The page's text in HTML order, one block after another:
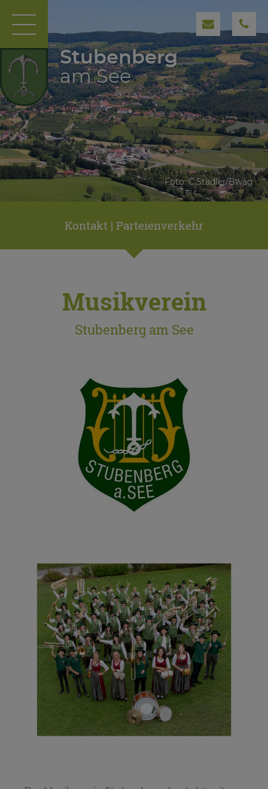
Foto: C.Stadler/Bwag
Stubenberg
am See
Kontakt | Parteienverkehr
Musikverein
Stubenberg am See